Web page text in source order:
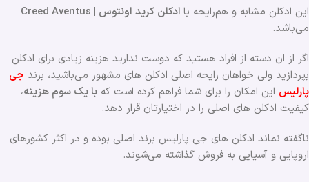
این ادکلن مشابه و هم‌رایحه با ادکلن کرید اونتوس | Creed Aventus
می‌باشد.
اگر از ان دسته از افراد هستید که دوست ندارید هزینه زیادی برای ادکلن
بپردازید ولی خواهان رایحه اصلی ادکلن های مشهور می‌باشید، برند جی
پارلیس این امکان را برای شما فراهم کرده است که با یک سوم هزینه،
کیفیت ادکلن های اصلی را در اختیارتان قرار دهد.
ناگفته نماند ادکلن های جی پارلیس برند اصلی بوده و در اکثر کشورهای
اروپایی و آسیایی به فروش گذاشته می‌شوند.